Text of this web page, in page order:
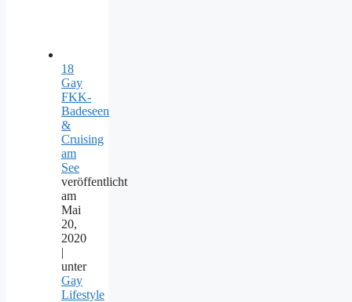
18
Gay
FKK-
Badeseen
&
Cruising
am
See
veröffentlicht
am
Mai
20,
2020
|
unter
Gay
Lifestyle